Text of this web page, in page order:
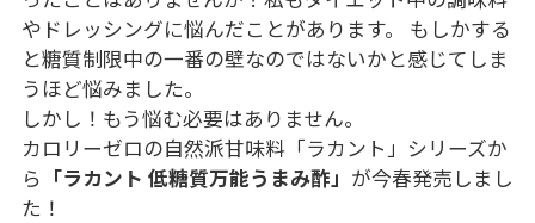
やドレッシングに悩んだことがあります。 もしかする
と糖質制限中の一番の壁なのではないかと感じてしま
うほど悩みました。
しかし！もう悩む必要はありません。
カロリーゼロの自然派甘味料「ラカント」シリーズか
ら 「ラカント 低糖質万能うまみ酢」 が今春発売しまし
た！